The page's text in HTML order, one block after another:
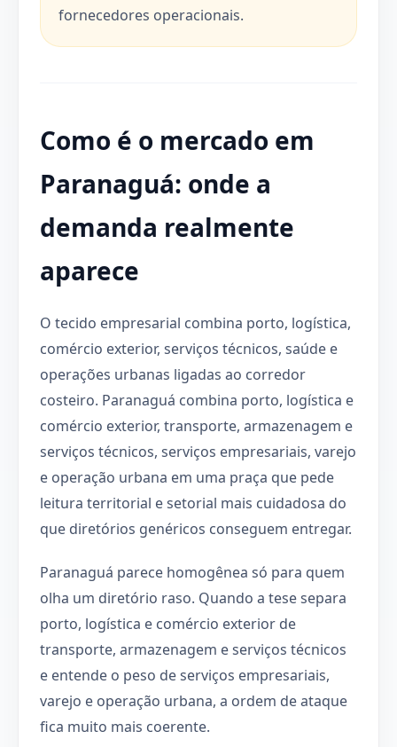
fornecedores operacionais.
Como é o mercado em
Paranaguá: onde a
demanda realmente
aparece
O tecido empresarial combina porto, logística,
comércio exterior, serviços técnicos, saúde e
operações urbanas ligadas ao corredor
costeiro. Paranaguá combina porto, logística e
comércio exterior, transporte, armazenagem e
serviços técnicos, serviços empresariais, varejo
e operação urbana em uma praça que pede
leitura territorial e setorial mais cuidadosa do
que diretórios genéricos conseguem entregar.
Paranaguá parece homogênea só para quem
olha um diretório raso. Quando a tese separa
porto, logística e comércio exterior de
transporte, armazenagem e serviços técnicos
e entende o peso de serviços empresariais,
varejo e operação urbana, a ordem de ataque
fica muito mais coerente.